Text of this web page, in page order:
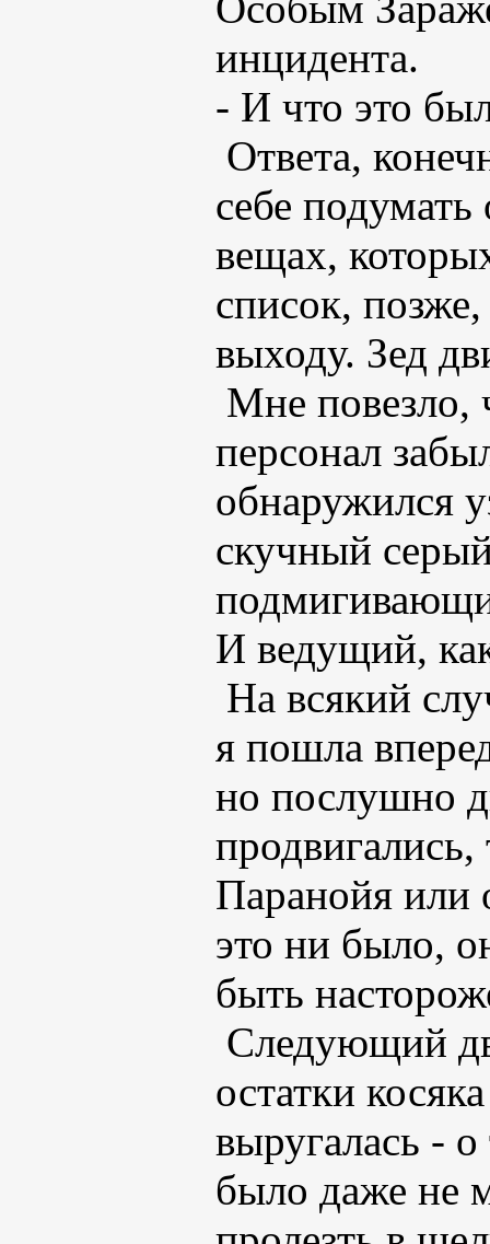
инцидента.
- И что это
Ответа,
себе
вещах,
список,
выходу. Зед
Мне повезло,
персонал
обнаружился
скучный
И ведущий,
На всякий
я пошла
но послушно
Паранойя или
это ни было,
быть
Следующий
остатки
выругалась -
было даже не